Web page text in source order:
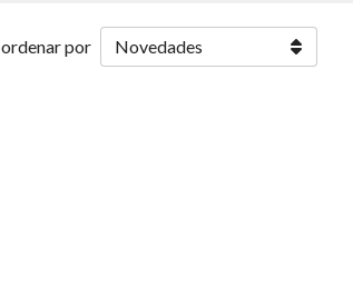
ordenar por